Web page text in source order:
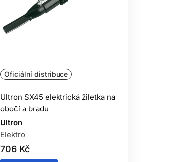
Oficiální distribuce
Ultron SX45 elektrická žiletka na
obočí a bradu
Ultron
Elektro
706 Kč